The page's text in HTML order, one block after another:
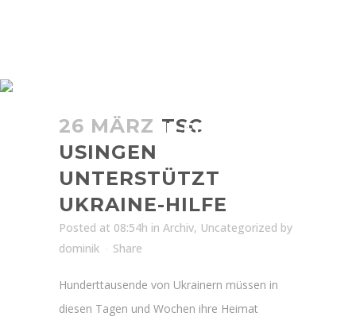
HILFE
26 MÄRZ TSC
USINGEN
UNTERSTÜTZT
UKRAINE-HILFE
Posted at 08:54h in Archiv, Uncategorized by
dominik
Share
Hunderttausende von Ukrainern müssen in
diesen Tagen und Wochen ihre Heimat